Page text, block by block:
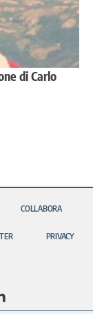
di Carlo
COLLABORA
PRIVACY